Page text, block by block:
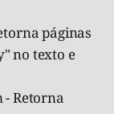
páginas
no texto e
Retorna